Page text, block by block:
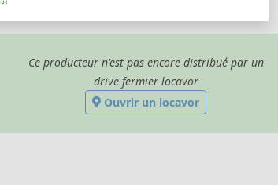
Ce producteur n'est pas encore distribué par un
drive fermier locavor
Ouvrir un locavor